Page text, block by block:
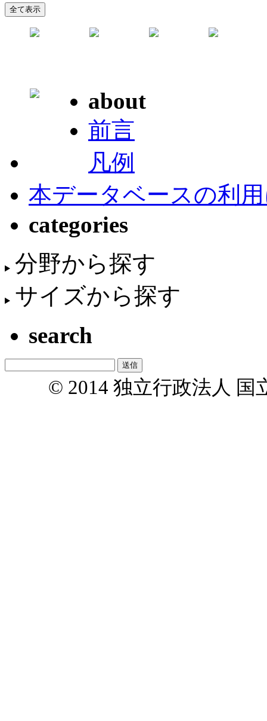
about
前言
凡例
本データベースの利
categories
分野から探す
サイズから探す
search
© 2014 独立行政法人 国